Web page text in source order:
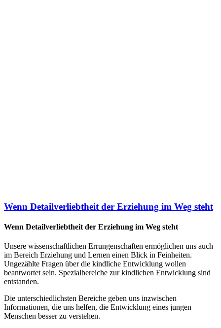
Wenn Detailverliebtheit der Erziehung im Weg steht
Wenn Detailverliebtheit der Erziehung im Weg steht
Unsere wissenschaftlichen Errungenschaften ermöglichen uns auch
im Bereich Erziehung und Lernen einen Blick in Feinheiten.
Ungezählte Fragen über die kindliche Entwicklung wollen
beantwortet sein. Spezialbereiche zur kindlichen Entwicklung sind
entstanden.
Die unterschiedlichsten Bereiche geben uns inzwischen
Informationen, die uns helfen, die Entwicklung eines jungen
Menschen besser zu verstehen.